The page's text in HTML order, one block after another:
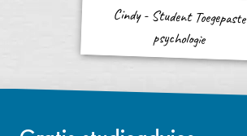
Cindy - Student Toegepaste
psychologie